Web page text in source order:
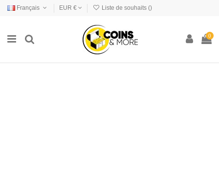
Français EUR € Liste de souhaits ()
0